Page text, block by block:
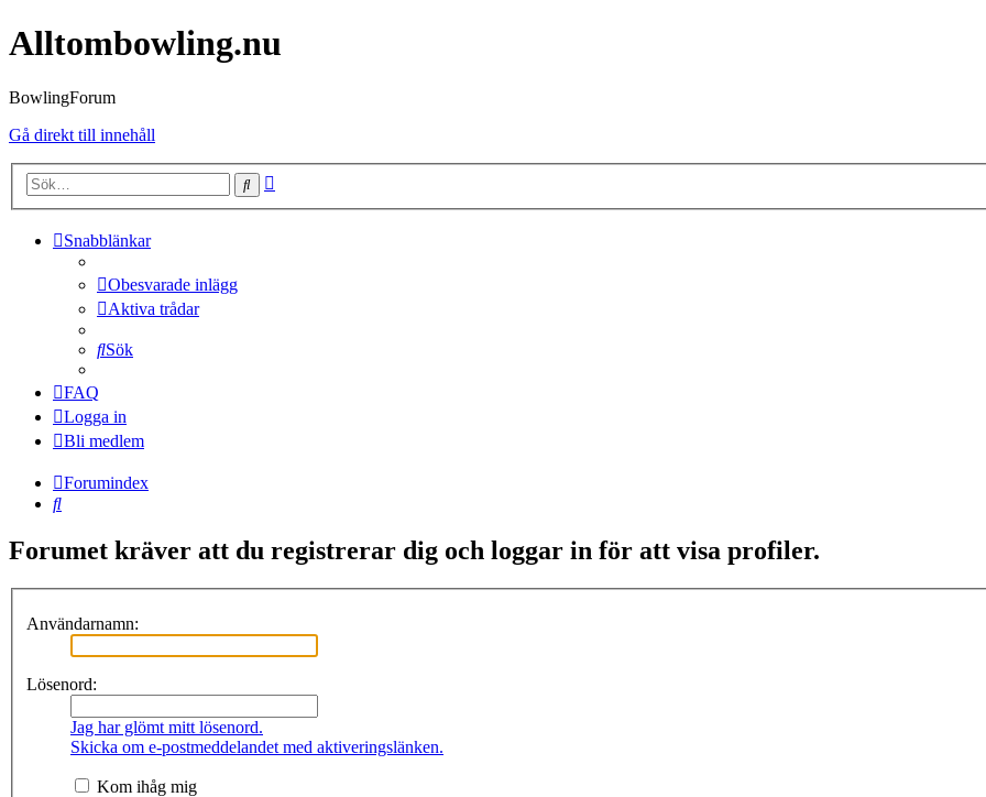
Alltombowling.nu
BowlingForum
Gå direkt till innehåll
Sök
Snabblänkar
Obesvarade inlägg
Aktiva trådar
Sök
FAQ
Logga in
Bli medlem
Forumindex
Sök
Forumet kräver att du registrerar dig och loggar in för att visa profiler.
Användarnamn:
Lösenord:
Jag har glömt mitt lösenord.
Skicka om e-postmeddelandet med aktiveringslänken.
Kom ihåg mig